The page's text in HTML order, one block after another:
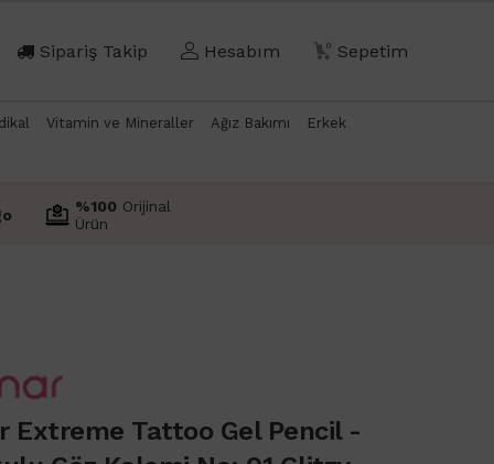
Sipariş Takip Hesabım 0 Sepetim
Vitamin ve Mineraller Ağız Bakımı Erkek
%100 Orijinal
Ürün
Extreme Tattoo Gel Pencil -